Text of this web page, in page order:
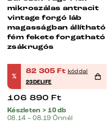
mikroszálas antracit
vintage forgó láb
magasságban állítható
fém fekete forgatható
zsákrugós
%
82 305 Ft kóddal
23DELIFE
106 890 Ft
Készleten > 10 db
08.14 – 08.19 Önnél